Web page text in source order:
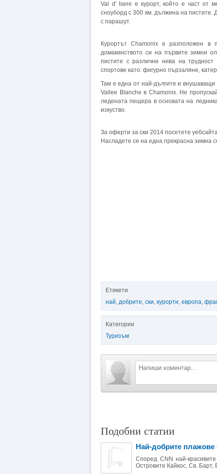
Val d' Isere е курорт, който е част от
сноуборд с 300 км. дължина на пистите.
с парашут.
Курортът Chamonix е разположен
домакинството си на първите зимни
пистите с различни нива на
спортове като: фигурно пързаляне,
Там е една от най-дългите и внушаващи
Vallee Blanche в Chamonix. Не
ледената пещера в основата на
изкуство.
За оферти за ски 2014 посетете
Насладете се на една прекрасна зимна
Етикети
най, добрите, ски, курорти, европа,
Категории
Туризъм
Подобни статии
Най-добрите плажове
Според CNN най-
Островите Кайкос, Св. Барт,